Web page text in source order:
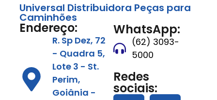
Universal Distribuidora Peças para
Caminhões
Endereço:
R. Sp Dez, 72
- Quadra 5,
Lote 3 - St.
Perim,
Goiânia -
WhatsApp:
(62) 3093-
5000
Redes
sociais: